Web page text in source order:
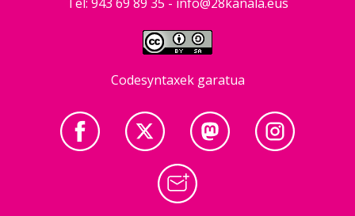
Codesyntaxek garatua